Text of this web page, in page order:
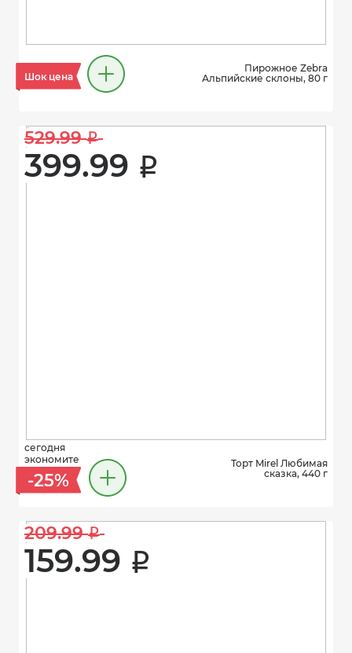
Шок цена
Пирожное Zebra
Альпийские склоны, 80 г
529.99 i
399.99 i
сегодня
экономите
-25%
Торт Mirel Любимая
сказка, 440 г
209.99 i
159.99 i